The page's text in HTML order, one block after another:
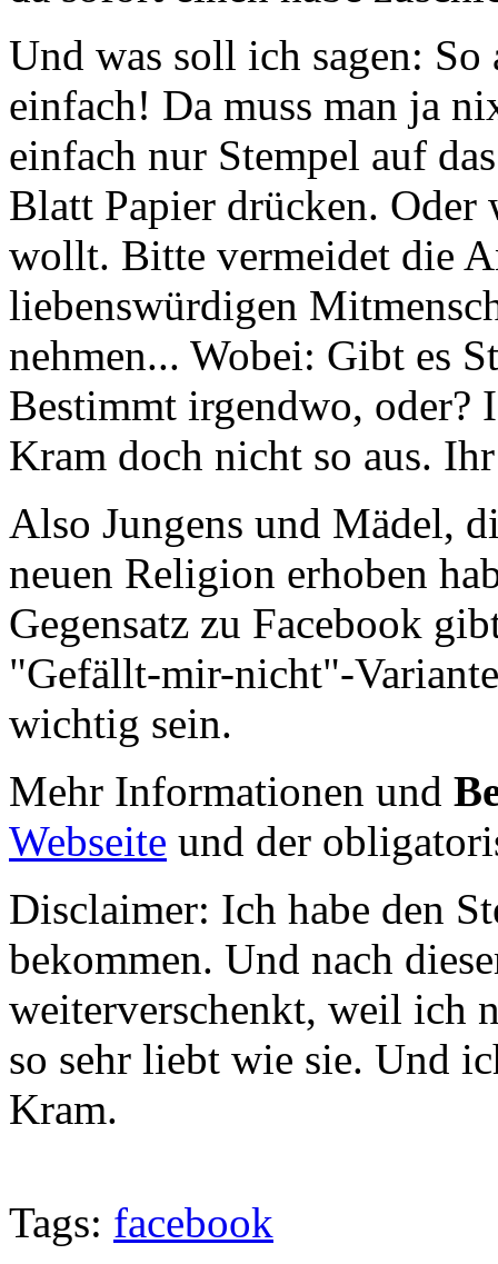
Und was soll ich sagen:
einfach! Da muss man ja
einfach nur Stempel auf
Blatt Papier drücken. Oder
wollt. Bitte vermeidet die
liebenswürdigen
nehmen... Wobei: Gibt es
Bestimmt irgendwo,
Kram doch nicht so aus.
Also Jungens und Mädel,
neuen Religion erhoben
Gegensatz zu Facebook
"Gefällt-mir-nicht"-
wichtig sein.
Mehr Informationen und
Webseite und der
Disclaimer: Ich habe den
bekommen. Und nach
weiterverschenkt, weil ich
so sehr liebt wie sie. Und
Kram.
Tags: facebook